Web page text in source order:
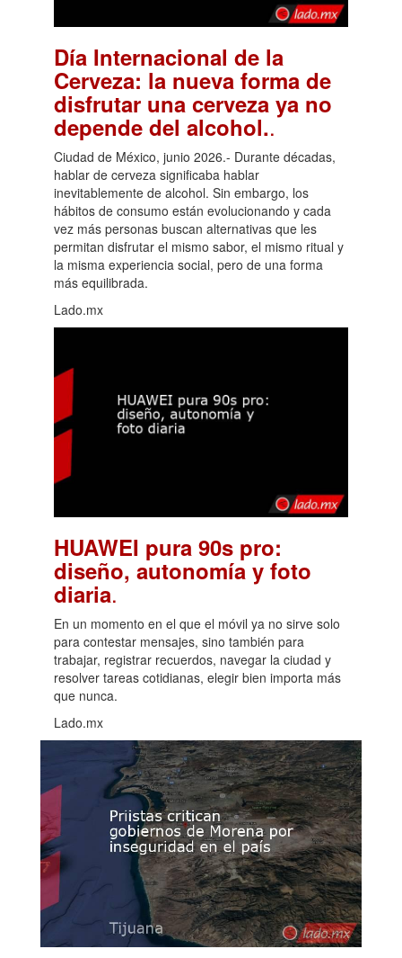
Día Internacional de la
Cerveza: la nueva forma de
disfrutar una cerveza ya no
depende del alcohol..
Ciudad de México, junio 2026.- Durante décadas,
hablar de cerveza significaba hablar
inevitablemente de alcohol. Sin embargo, los
hábitos de consumo están evolucionando y cada
vez más personas buscan alternativas que les
permitan disfrutar el mismo sabor, el mismo ritual y
la misma experiencia social, pero de una forma
más equilibrada.
Lado.mx
HUAWEI pura 90s pro:
diseño, autonomía y foto
diaria.
En un momento en el que el móvil ya no sirve solo
para contestar mensajes, sino también para
trabajar, registrar recuerdos, navegar la ciudad y
resolver tareas cotidianas, elegir bien importa más
que nunca.
Lado.mx